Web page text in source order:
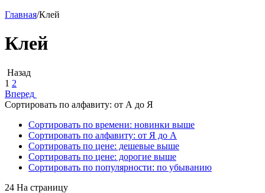
Главная/Клей
Клей
Назад
1 2
Вперед
Сортировать по алфавиту: от А до Я
Сортировать по времени: новинки выше
Сортировать по алфавиту: от Я до А
Сортировать по цене: дешевые выше
Сортировать по цене: дорогие выше
Сортировать по популярности: по убыванию
24 На страницу